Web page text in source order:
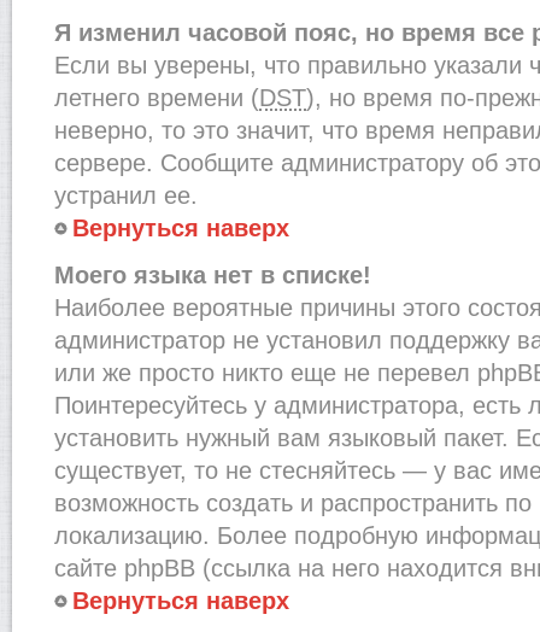
Я изменил часовой пояс, но время все
Если вы уверены, что правильно указали
летнего времени (DST), но время по-
неверно, то это значит, что время
сервере. Сообщите администратору об
устранил ее.
Вернуться наверх
Моего языка нет в списке!
Наиболее вероятные причины этого
администратор не установил поддержку
или же просто никто еще не перевел
Поинтересуйтесь у администратора, есть
установить нужный вам языковый пакет.
существует, то не стесняйтесь — у вас
возможность создать и распространить
локализацию. Более подробную
сайте phpBB (ссылка на него находится
Вернуться наверх